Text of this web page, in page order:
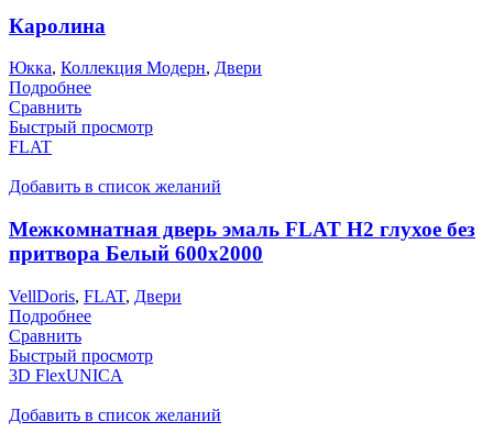
Каролина
Юкка, Коллекция Модерн, Двери
Подробнее
Сравнить
Быстрый просмотр
FLAT
Добавить в список желаний
Межкомнатная дверь эмаль FLAT H2 глухое без
притвора Белый 600х2000
VellDoris, FLAT, Двери
Подробнее
Сравнить
Быстрый просмотр
3D FlexUNICA
Добавить в список желаний